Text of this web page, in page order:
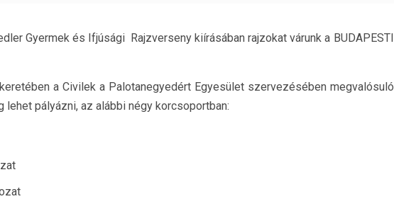
Gyermek és Ifjúsági Rajzverseny kiírásában rajzokat várunk a BUDAPESTI
a Civilek a Palotanegyedért Egyesület szervezésében megvalósuló
pályázni, az alábbi négy korcsoportban: